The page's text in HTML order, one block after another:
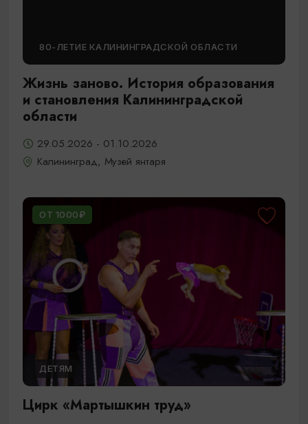
80-ЛЕТИЕ КАЛИНИНГРАДСКОЙ ОБЛАСТИ
Жизнь заново. История образования
и становления Калининградской
области
29.05.2026 - 01.10.2026
Калининград, Музей янтаря
ОТ 1000₽
ДЕТЯМ
Цирк «Мартышкин труд»